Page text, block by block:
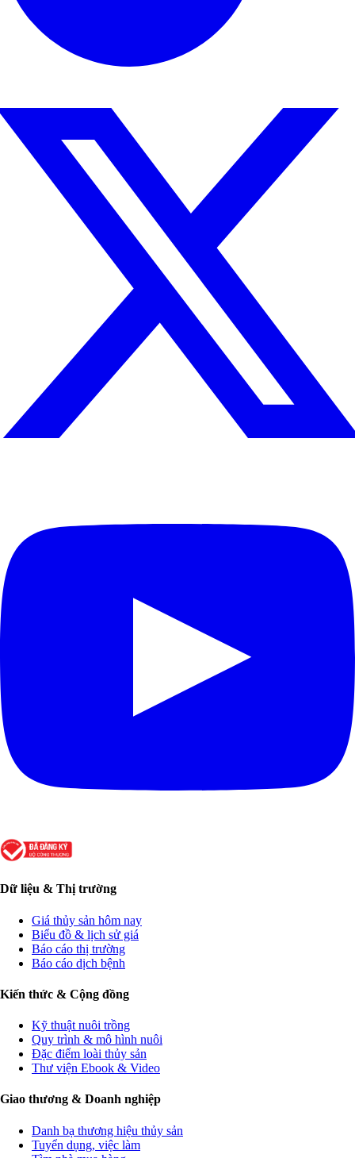
Dữ liệu & Thị trường
Giá thủy sản hôm nay
Biểu đồ & lịch sử giá
Báo cáo thị trường
Báo cáo dịch bệnh
Kiến thức & Cộng đồng
Kỹ thuật nuôi trồng
Quy trình & mô hình nuôi
Đặc điểm loài thủy sản
Thư viện Ebook & Video
Giao thương & Doanh nghiệp
Danh bạ thương hiệu thủy sản
Tuyển dụng, việc làm